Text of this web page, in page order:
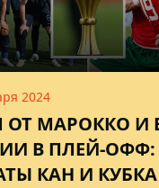
2024
ОТ МАРОККО И
В ПЛЕЙ-ОФФ:
КАН И